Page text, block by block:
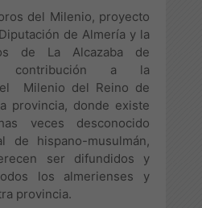
del Milenio, proyecto
de Almería y la
de La Alcazaba de
contribución a la
Milenio del Reino de
provincia, donde existe
veces desconocido
de hispano-musulmán,
ser difundidos y
los almerienses y
provincia.